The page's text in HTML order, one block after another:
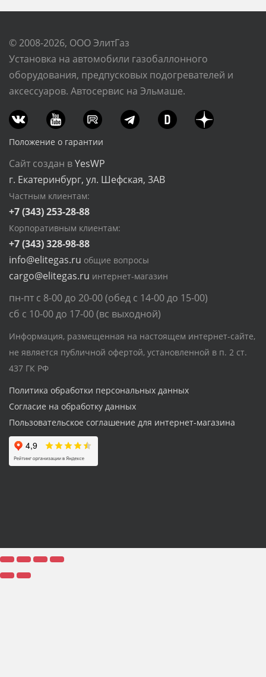
© 2008-2026, ООО ЭлитГаз
Установка на автомобили газобаллонного
оборудования, предпусковых подогревателей и
аксессуаров. Автосервис на Эльмаше.
Положение о гарантии
Сайт создан вYesWP
г. Екатеринбург, ул. Шефская, 3АВ
Частным клиентам:
+7 (343) 253-28-88
Корпоративным клиентам:
+7 (343) 328-98-88
info@elitegas.ru общие вопросы
cargo@elitegas.ru интернет-магазин
пн-пт с 8-00 до 20-00 (обед с 14-00 до 15-00)
сб с 10-00 до 17-00 (вс выходной)
Информация, размещенная на настоящем интернет-сайте,
не является публичной офертой, установленной в п. 2 ст.
437 ГК РФ
Политика обработки персональных данных
Согласие на обработку данных
Пользовательское соглашение для интернет-магазина